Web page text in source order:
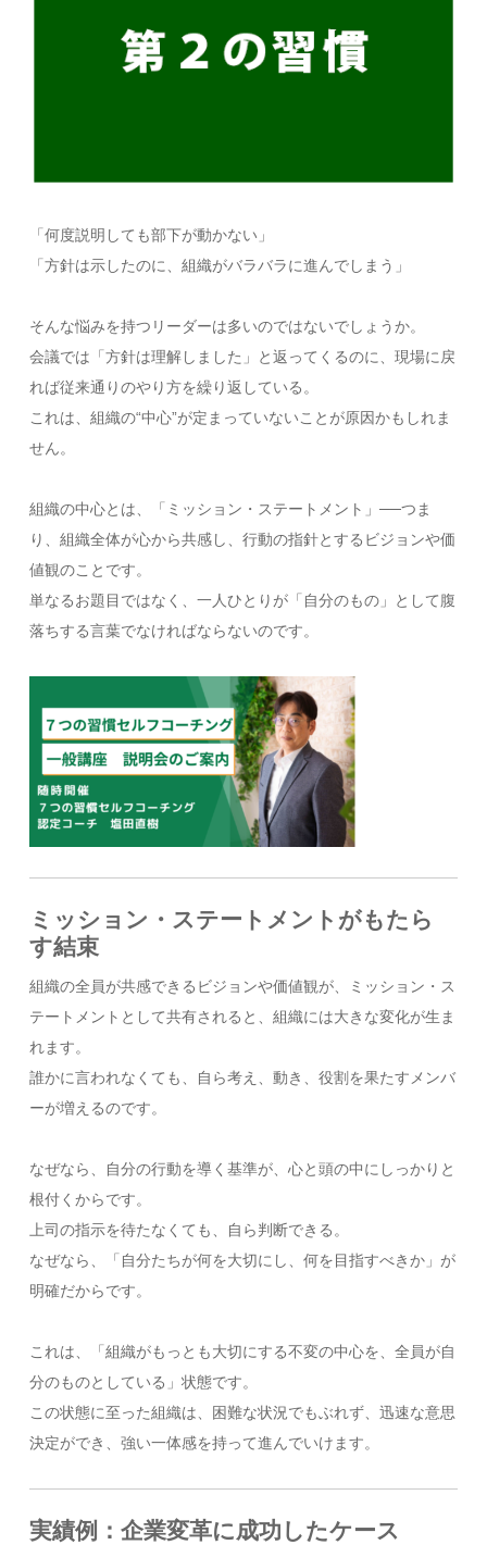
「何度説明しても部下が動かない」
「方針は示したのに、組織がバラバラに進んでしまう」
そんな悩みを持つリーダーは多いのではないでしょうか。
会議では「方針は理解しました」と返ってくるのに、現場に戻
れば従来通りのやり方を繰り返している。
これは、組織の“中心”が定まっていないことが原因かもしれま
せん。
組織の中心とは、「ミッション・ステートメント」──つま
り、組織全体が心から共感し、行動の指針とするビジョンや価
値観のことです。
単なるお題目ではなく、一人ひとりが「自分のもの」として腹
落ちする言葉でなければならないのです。
ミッション・ステートメントがもたら
す結束
組織の全員が共感できるビジョンや価値観が、ミッション・ス
テートメントとして共有されると、組織には大きな変化が生ま
れます。
誰かに言われなくても、自ら考え、動き、役割を果たすメンバ
ーが増えるのです。
なぜなら、自分の行動を導く基準が、心と頭の中にしっかりと
根付くからです。
上司の指示を待たなくても、自ら判断できる。
なぜなら、「自分たちが何を大切にし、何を目指すべきか」が
明確だからです。
これは、「組織がもっとも大切にする不変の中心を、全員が自
分のものとしている」状態です。
この状態に至った組織は、困難な状況でもぶれず、迅速な意思
決定ができ、強い一体感を持って進んでいけます。
実績例：企業変革に成功したケース